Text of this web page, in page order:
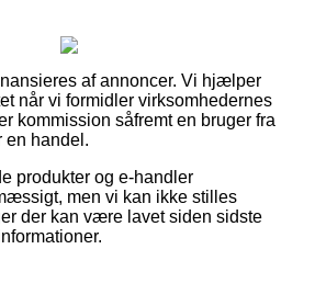
af annoncer. Vi hjælper
når vi formidler virksomhedernes
kommission såfremt en bruger fra
en handel.
produkter og e-handler
men vi kan ikke stilles
der kan være lavet siden sidste